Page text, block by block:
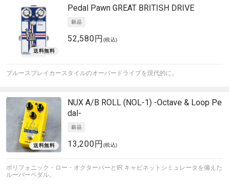
Pedal Pawn GREAT BRITISH DRIVE
52,580円 (税込)
ブルースブレイカースタイルのオーバードライブを現代的に。
NUX A/B ROLL (NOL-1) -Octave & Loop Pe
dal-
13,200円 (税込)
ポリフォニック・ロー・オクターバーとIR キャビネットシミュレータを備えた
ルーパーペダル。